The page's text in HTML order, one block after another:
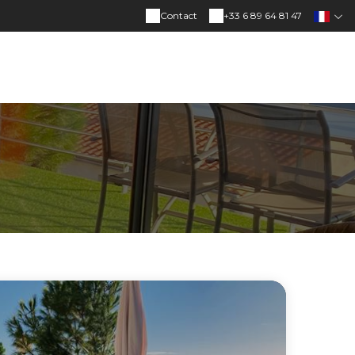
+33 6 89 64 81 47
Contact